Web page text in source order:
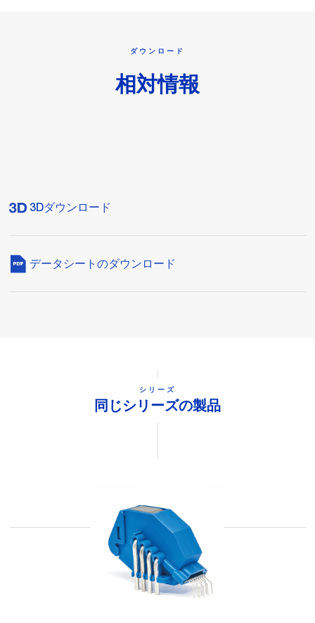
ダウンロード
相対情報
3Dダウンロード
データシートのダウンロード
シリーズ
同じシリーズの製品